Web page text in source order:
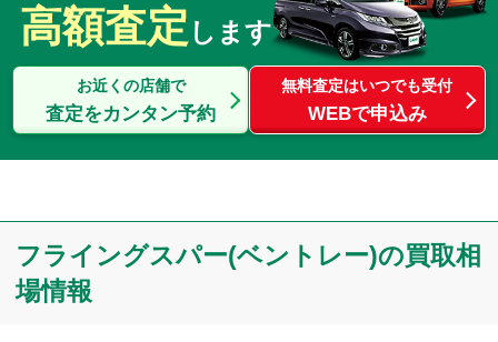
高額査定 します
お近くの店舗で
査定をカンタン予約
無料査定はいつでも受付
WEBで申込み
フライングスパー(ベントレー)の買取相
場情報